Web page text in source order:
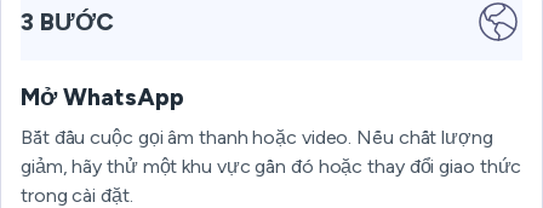
3 BƯỚC
Mở WhatsApp
Bắt đầu cuộc gọi âm thanh hoặc video. Nếu chất lượng
giảm, hãy thử một khu vực gần đó hoặc thay đổi giao thức
trong cài đặt.